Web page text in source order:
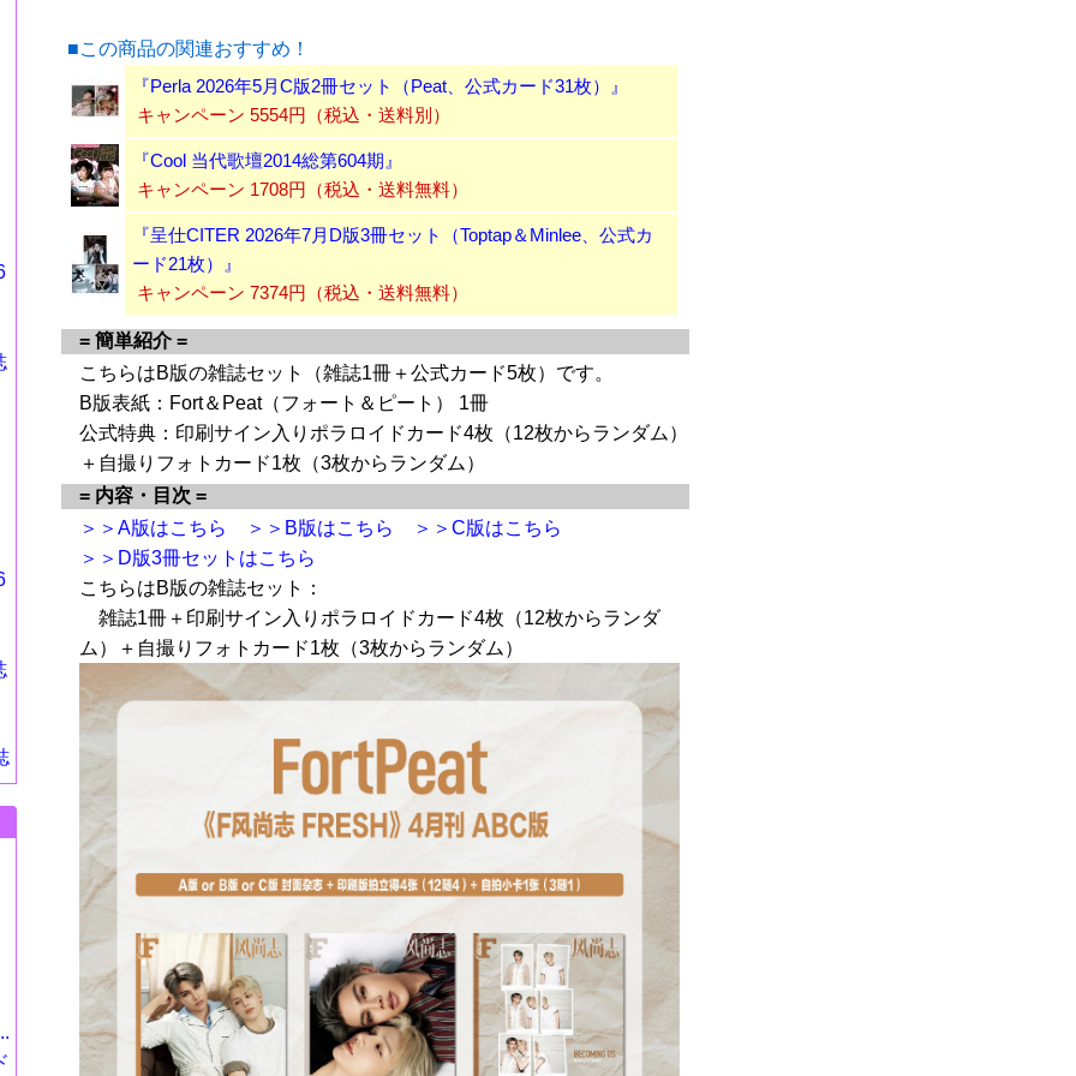
■この商品の関連おすすめ！
『Perla 2026年5月C版2冊セット（Peat、公式カード31枚）』
キャンペーン 5554円（税込・送料別）
『Cool 当代歌壇2014総第604期』
キャンペーン 1708円（税込・送料無料）
『呈仕CITER 2026年7月D版3冊セット（Toptap＆Minlee、公式カ
ード21枚）』
キャンペーン 7374円（税込・送料無料）
= 簡単紹介 =
こちらはB版の雑誌セット（雑誌1冊＋公式カード5枚）です。
B版表紙：Fort＆Peat（フォート＆ピート） 1冊
公式特典：印刷サイン入りポラロイドカード4枚（12枚からランダム）
＋自撮りフォトカード1枚（3枚からランダム）
= 内容・目次 =
＞＞A版はこちら
＞＞B版はこちら
＞＞C版はこちら
＞＞D版3冊セットはこちら
こちらはB版の雑誌セット：
雑誌1冊＋印刷サイン入りポラロイドカード4枚（12枚からランダ
ム）＋自撮りフォトカード1枚（3枚からランダム）